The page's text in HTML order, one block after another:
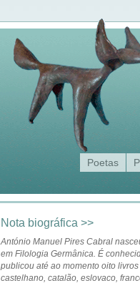
Poetas
Nota biográfica >>
António Manuel Pires Cabral
em Filologia Germânica. É
publicou até ao momento oito
castelhano, catalão, eslovaco,